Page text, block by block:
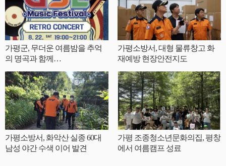
가평군, 무더운 여름밤을 추억
의 명곡과 함께…
가평소방서, 대형 물류창고 화
재예방 현장안전지도
가평소방서, 화악산 실종 60대
남성 야간 수색 이어 발견
가평 조종청소년문화의집, 평창
에서 여름캠프 성료